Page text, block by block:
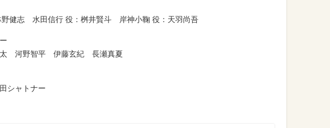
野健志 水田信行 役：桝井賢斗 岸神小鞠 役：天羽尚吾
河野智平 伊藤玄紀 長瀬真夏
シャトナー